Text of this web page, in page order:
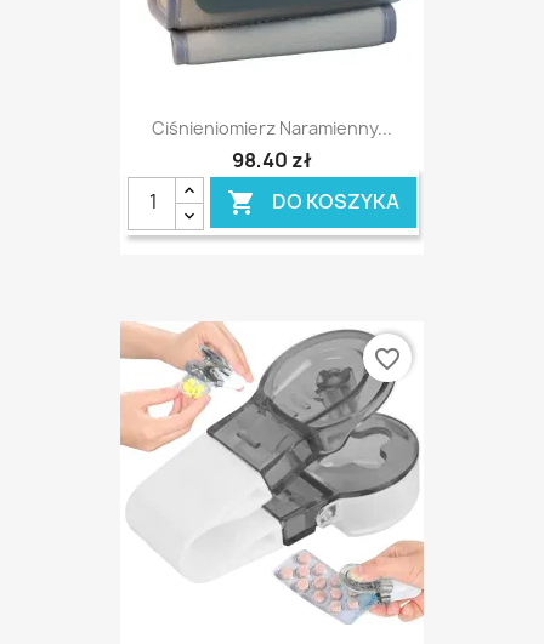
Ciśnieniomierz Naramienny...
98,40 zł
 DO KOSZYKA
favorite_border